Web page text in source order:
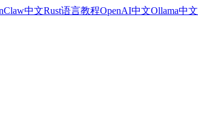
中文Rust语言教程OpenAI中文Ollama中文